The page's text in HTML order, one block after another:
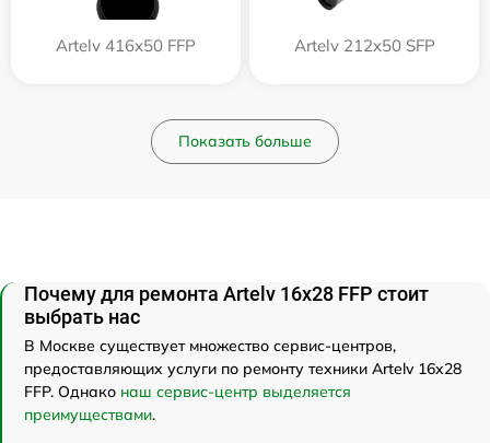
Artelv 416x50 FFP Artelv 212x50 SFP
Показать больше
Почему для ремонта Artelv 16x28 FFP стоит
выбрать нас
В Москве существует множество сервис-центров,
предоставляющих услуги по ремонту техники Artelv 16x28
FFP. Однако наш сервис-центр выделяется
преимуществами.